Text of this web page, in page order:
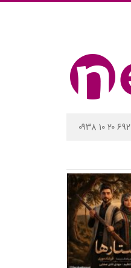
۰۹۳۸ ۱۰ ۲۰ ۶۹۲